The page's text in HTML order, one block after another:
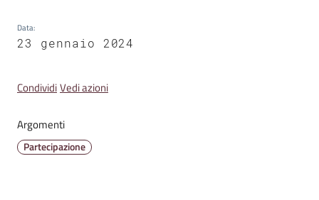
Tutti
argomenti
T
u
r
Data:
23 gennaio 2024
CondividiVedi azioni
Argomenti
Partecipazione